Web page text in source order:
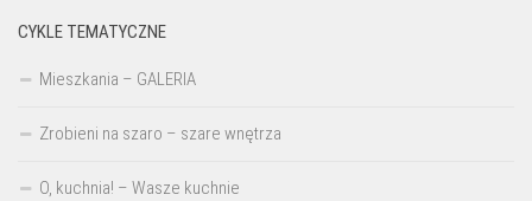
CYKLE TEMATYCZNE
Mieszkania – GALERIA
Zrobieni na szaro – szare wnętrza
O, kuchnia! – Wasze kuchnie